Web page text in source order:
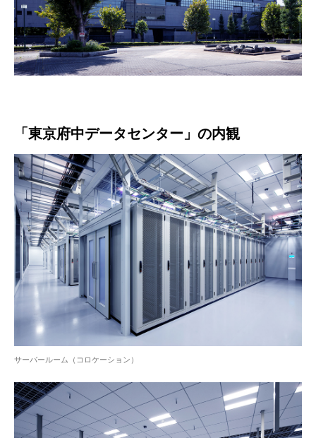
「東京府中データセンター」の内観
サーバールーム（コロケーション）